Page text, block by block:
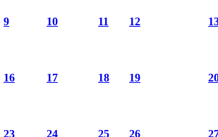
9 10 11 12
16 17 18 19
23 24 25
26